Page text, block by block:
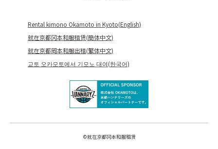
Rental kimono Okamoto in Kyoto(English)
就在京都冈本和服租赁(簡体中文)
就在京都岡本和服出租(繁体中文)
교토 오카모토에서 기모노 대여(한국어)
©就在京都冈本和服租赁